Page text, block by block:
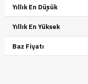
Yıllık En Düşük
Yıllık En Yüksek
Baz Fiyatı